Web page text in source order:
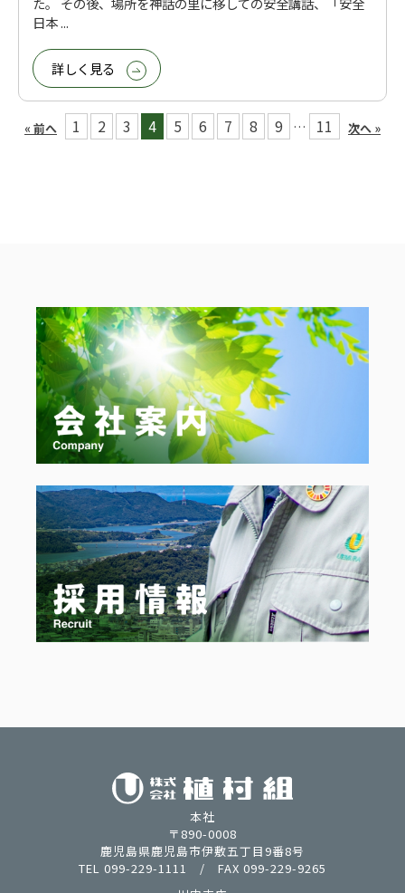
日本 ...
詳しく見る
« 前へ 1 2 3 4 5 6 7 8 9 … 11 次へ »
本社
〒890-0008
鹿児島県鹿児島市伊敷五丁目9番8号
TEL 099-229-1111 / FAX 099-229-9265